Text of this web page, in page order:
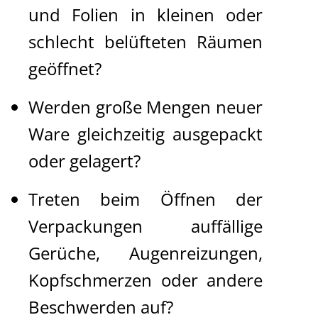
und Folien in kleinen oder
schlecht belüfteten Räumen
geöffnet?
Werden große Mengen neuer
Ware gleichzeitig ausgepackt
oder gelagert?
Treten beim Öffnen der
Verpackungen auffällige
Gerüche, Augenreizungen,
Kopfschmerzen oder andere
Beschwerden auf?